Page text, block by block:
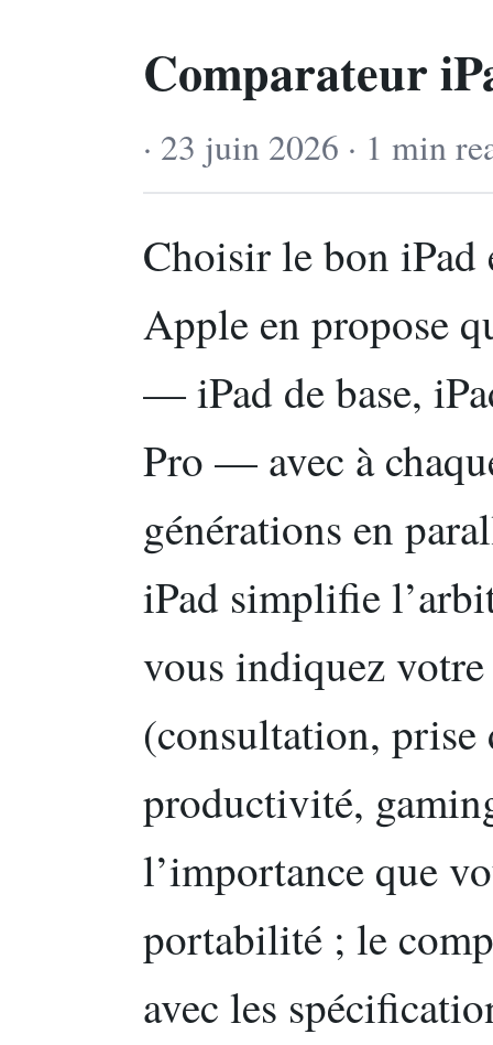
Comparateur
· 23 juin 2026 · 1 min
Choisir le bon iPad
Apple en propose
— iPad de base,
Pro — avec à
générations en
iPad simplifie
vous indiquez
(consultation, prise
productivité,
l’importance que
portabilité ; le
avec les